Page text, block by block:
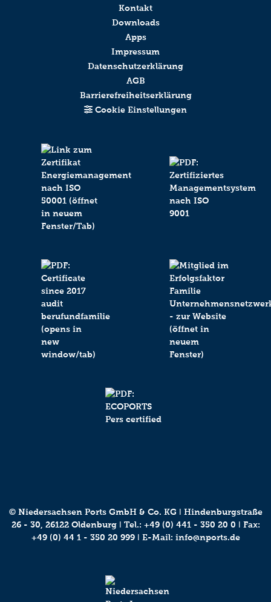
Kontakt
Downloads
Apps
Impressum
Datenschutzerklärung
AGB
Barrierefreiheitserklärung
Cookie Einstellungen
© Niedersachsen Ports GmbH & Co. KG ǀ Hindenburgstraße
26 - 30, 26122 Oldenburg ǀ Tel.: +49 (0) 441 - 350 20 0 ǀ Fax:
+49 (0) 44 1 - 350 20 999 ǀ E-Mail: info@nports.de